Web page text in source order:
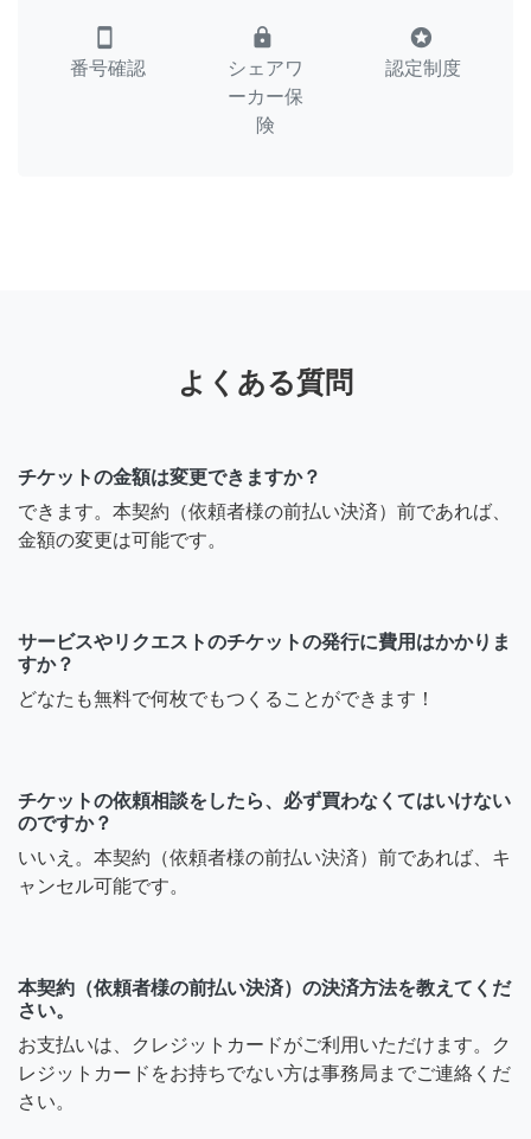
smartphone
番号確認
lock
シェアワ
ーカー保
険
stars
認定制度
よくある質問
チケットの金額は変更できますか？
できます。本契約（依頼者様の前払い決済）前であれば、
金額の変更は可能です。
サービスやリクエストのチケットの発行に費用はかかりま
すか？
どなたも無料で何枚でもつくることができます！
チケットの依頼相談をしたら、必ず買わなくてはいけない
のですか？
いいえ。本契約（依頼者様の前払い決済）前であれば、キ
ャンセル可能です。
本契約（依頼者様の前払い決済）の決済方法を教えてくだ
さい。
お支払いは、クレジットカードがご利用いただけます。ク
レジットカードをお持ちでない方は事務局までご連絡くだ
さい。